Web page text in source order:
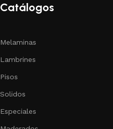
Catálogos
Melaminas
Lambrines
Pisos
Solidos
Especiales